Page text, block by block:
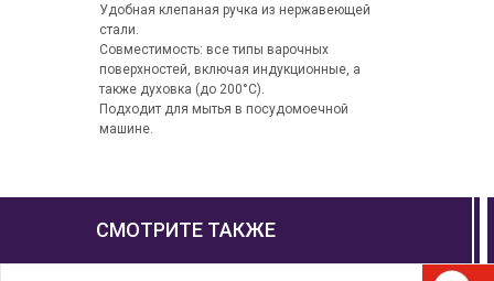
Удобная клепаная ручка из нержавеющей
стали.
Совместимость: все типы варочных
поверхностей, включая индукционные, а
также духовка (до 200°С).
Подходит для мытья в посудомоечной
машине.
СМОТРИТЕ ТАКЖЕ